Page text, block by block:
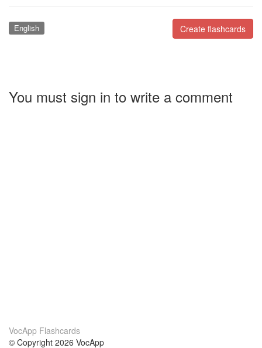
Create flashcards
English
You must sign in to write a comment
VocApp Flashcards
© Copyright 2026 VocApp